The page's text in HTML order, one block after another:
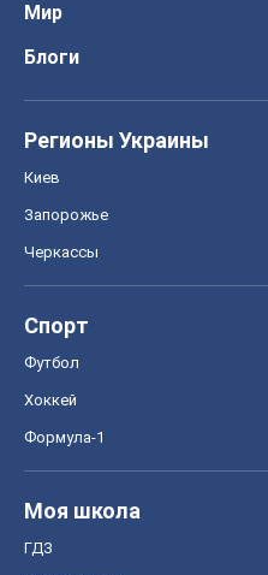
Мир
Блоги
Регионы Украины
Киев
Запорожье
Черкассы
Спорт
Футбол
Хоккей
Формула-1
Моя школа
ГДЗ